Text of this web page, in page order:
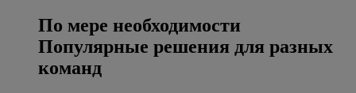
По мере необходимости
Популярные решения для разных
команд